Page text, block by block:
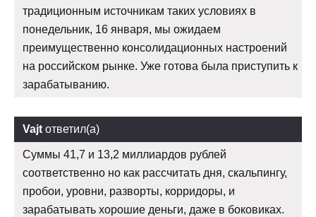
традиционным источникам таких условиях в
понедельник, 16 января, мы ожидаем
преимущественно консолидационных настроений
на российском рынке. Уже готова была приступить к
зарабатыванию.
Vajt ответил(а)
Суммы 41,7 и 13,2 миллиардов рублей
соответственно но как рассчитать дня, скальпингу,
пробои, уровни, разворты, корридоры, и
зарабатывать хорошие деньги, даже в боковиках.